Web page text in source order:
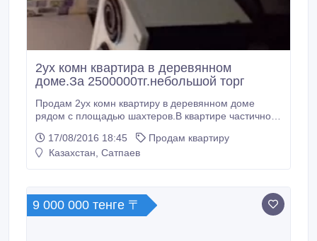
2ух комн квартира в деревянном
доме.За 2500000тг.небольшой торг
Продам 2ух комн квартиру в деревянном доме
рядом с площадью шахтеров.В квартире частично
3барных стула, пластиковые окна и жалюзи во всех
комнатах, титан 80литров.Так же оставим
17/08/2016 18:45
Продам квартиру
Казахстан, Сатпаев
9 000 000 тенге 〒